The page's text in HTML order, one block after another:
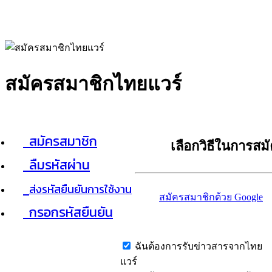
สมัครสมาชิกไทยแวร์
สมัครสมาชิก
ลืมรหัสผ่าน
ส่งรหัสยืนยันการใช้งาน
กรอกรหัสยืนยัน
เลือกวิธีในการส
สมัครสมาชิกด้วย Google
ฉันต้องการรับข่าวสารจากไทย
แวร์